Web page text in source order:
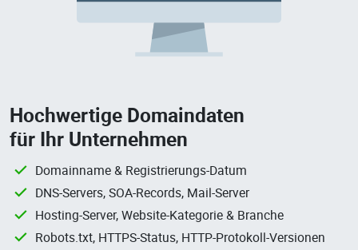
Hochwertige Domaindaten
für Ihr Unternehmen
Domainname & Registrierungs-Datum
DNS-Servers, SOA-Records, Mail-Server
Hosting-Server, Website-Kategorie & Branche
Robots.txt, HTTPS-Status, HTTP-Protokoll-Versionen